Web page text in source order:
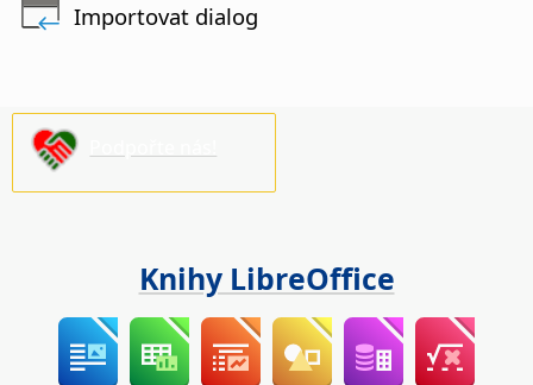
Importovat dialog
Knihy LibreOffice